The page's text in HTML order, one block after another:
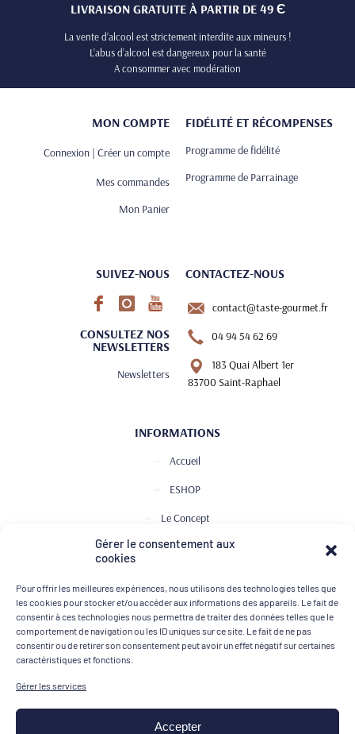
Gérer le consentement aux
cookies
Pour offrir les meilleures expériences, nous utilisons des technologies telles que
les cookies pour stocker et/ou accéder aux informations des appareils. Le fait de
consentir à ces technologies nous permettra de traiter des données telles que le
comportement de navigation ou les ID uniques sur ce site. Le fait de ne pas
consentir ou de retirer son consentement peut avoir un effet négatif sur certaines
caractéristiques et fonctions.
Gérer les services
Accepter
LIVRAISON GRATUITE À PARTIR DE 49 Є
La vente d’alcool est strictement interdite aux mineurs !
L’abus d’alcool est dangereux pour la santé
A consommer avec modération
MON COMPTE
Connexion | Créer un compte
Mes commandes
Mon Panier
FIDÉLITÉ ET RÉCOMPENSES
Programme de fidélité
Programme de Parrainage
SUIVEZ-NOUS
CONSULTEZ NOS
NEWSLETTERS
Newsletters
CONTACTEZ-NOUS
contact@taste-gourmet.fr
04 94 54 62 69
183 Quai Albert 1er
83700 Saint-Raphael
INFORMATIONS
Accueil
ESHOP
Le Concept
Club de Dégustation
Contact
MOYENS DE PAIEMENT